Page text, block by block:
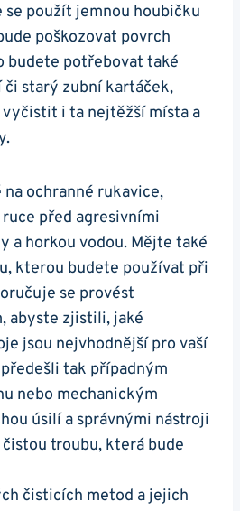
použít jemnou houbičku
poškozovat ⁣povrch
budete potřebovat také
či ‍starý zubní kartáček,
⁢i ta ⁣nejtěžší místa a
ochranné rukavice,
před⁣ agresivními
‍a horkou vodou. Mějte také
kterou⁤ budete používat při⁢
se provést
abyste zjistili, jaké
jsou nejvhodnější pro vaší
tak případným
nebo‌ mechanickým
úsilí a správnými nástroji
‍troubu, která bude​